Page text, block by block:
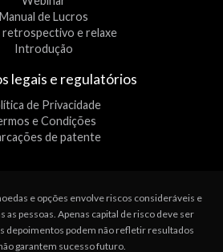
Manual de Lucros
retrospectivo e relaxe
Introdução
legais e regulatórios
de Privacidade
e Condições
de patente
e opções envolve riscos consideráveis e
as pessoas. Apenas capital de risco deve ser
depoimentos podem não refletir resultados
garantem sucesso futuro.